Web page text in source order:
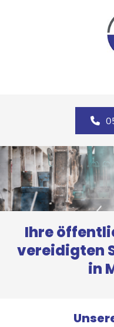
Ihre
vereidigten
in